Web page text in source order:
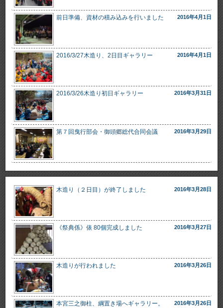
前日準備、資材の積み込みを行いました 2016年4月1日
2016/3/27木造り、2日目ギャラリー 2016年4月1日
2016/3/26木造り初日ギャラリー 2016年3月31日
第７回曳行部会・御頭郷総代合同会議 2016年3月29日
木造り（２日目）が終了しました 2016年3月28日
《祭典係》俵 80個完成しました 2016年3月27日
木造りが行われました 2016年3月26日
本宮三之御柱、綱置き場へギャラリー。 2016年3月26日